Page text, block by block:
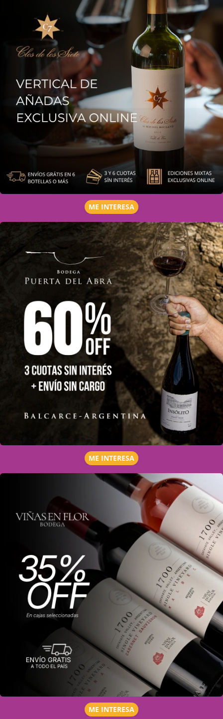
ME INTERESA
ME INTERESA
ME INTERESA